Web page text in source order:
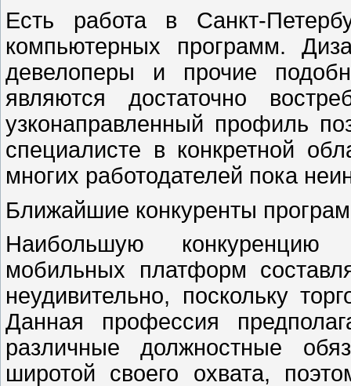
Есть работа в Санкт-
компьютерных программ.
девелоперы и прочие
являются достаточно
узконаправленный профиль
специалисте в конкретной
многих работодателей пока
Ближайшие конкуренты
Наибольшую конкуренцию
мобильных платформ
неудивительно, поскольку
Данная профессия
различные должностные
широтой своего охвата,